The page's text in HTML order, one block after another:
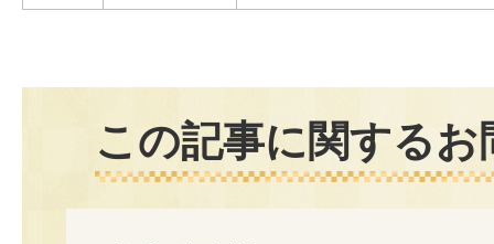
この記事に関する